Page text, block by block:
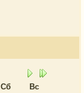
Сб
Вс